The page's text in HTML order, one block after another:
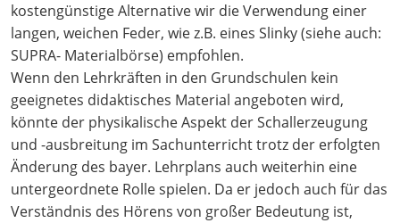
kostengünstige Alternative wir die Verwendung einer
langen, weichen Feder, wie z.B. eines Slinky (siehe auch:
SUPRA- Materialbörse) empfohlen.
Wenn den Lehrkräften in den Grundschulen kein
geeignetes didaktisches Material angeboten wird,
könnte der physikalische Aspekt der Schallerzeugung
und -ausbreitung im Sachunterricht trotz der erfolgten
Änderung des bayer. Lehrplans auch weiterhin eine
untergeordnete Rolle spielen. Da er jedoch auch für das
Verständnis des Hörens von großer Bedeutung ist,